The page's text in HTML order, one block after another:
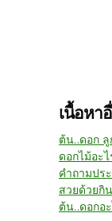
เนื้อหา
ต้น..ดอก ลู
ดอกไม้อะ
คำถามปร
สวยด้วยกิ
ต้น..ดอกอ